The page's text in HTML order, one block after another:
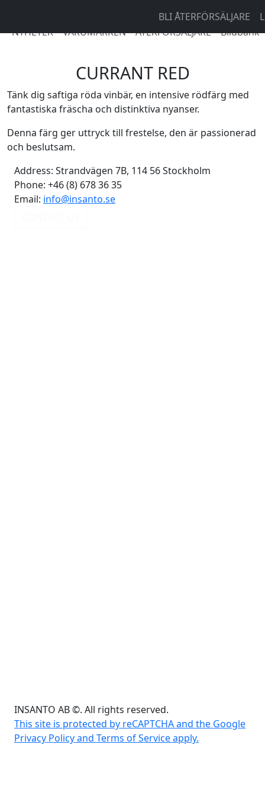
BLI ÅTERFÖRSÄLJARE
NYHETER
VARUMÄRKEN ÅTERFÖRSÄLJARE Bildbank
CURRANT RED
Tänk dig saftiga röda vinbär, en intensive rödfärg med
fantastiska fräscha och distinktiva nyanser.
Denna färg ger uttryck till frestelse, den är passionerad
och beslutsam.
Address: Strandvägen 7B, 114 56 Stockholm
Phone: +46 (8) 678 36 35
Email: info@insanto.se
INSANTO AB ©. All rights reserved.
This site is protected by reCAPTCHA and the Google
Privacy Policy and Terms of Service apply.